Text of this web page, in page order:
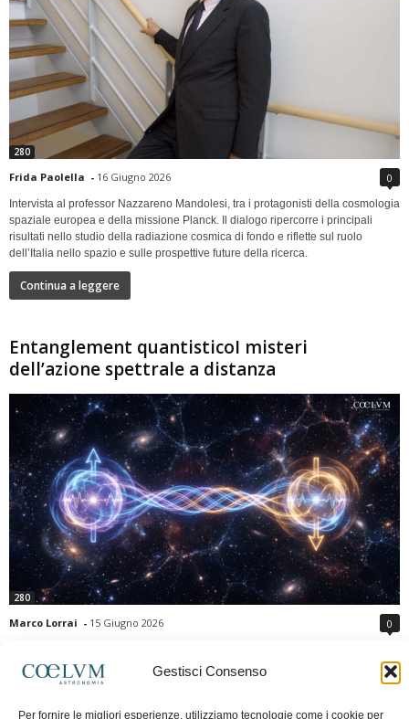
Gestisci Consenso
Per fornire le migliori esperienze, utilizziamo tecnologie come i cookie per
280
Frida Paolella - 16 Giugno 2026 0
Intervista al professor Nazzareno Mandolesi, tra i protagonisti della cosmologia
spaziale europea e della missione Planck. Il dialogo ripercorre i principali
risultati nello studio della radiazione cosmica di fondo e riflette sul ruolo
dell’Italia nello spazio e sulle prospettive future della ricerca.
Continua a leggere
Entanglement quantisticoI misteri
dell’azione spettrale a distanza
280
Marco Lorrai - 15 Giugno 2026 0
moderna: due particelle possono mostrare correlazioni che sembrano ignorare
la distanza che le separa. Gli esperimenti e i teoremi di Bell hanno escluso le
previsioni della meccanica quantistica. Nonostante ciò, l'entanglement non